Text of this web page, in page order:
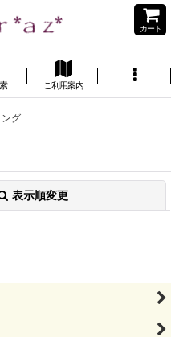
カート
ご利用案内
グ
表示順変更